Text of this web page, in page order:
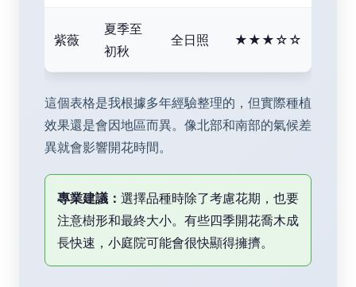
紫薇
夏季至
初秋
全日照 ★★★☆☆
這個表格是我根據多年經驗整理的，但實際種植
效果還是會因地區而異。像北部和南部的氣候差
異就會影響開花時間。
專業建議： 選擇品種時除了考慮花期，也要
注意樹形和最終大小。有些四季開花喬木成
長快速，小庭院可能會很快顯得擁擠。